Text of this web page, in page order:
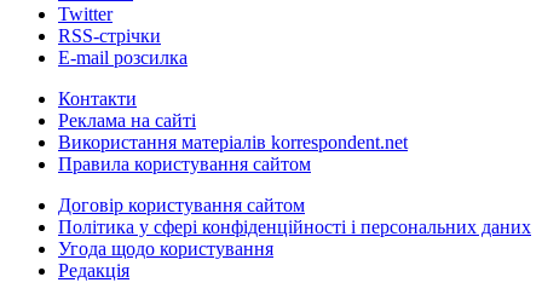
Twitter
RSS-стрічки
E-mail розсилка
Контакти
Реклама на сайті
Використання матеріалів korrespondent.net
Правила користування сайтом
Договір користування сайтом
Політика у сфері конфіденційності і персональних даних
Угода щодо користування
Редакція